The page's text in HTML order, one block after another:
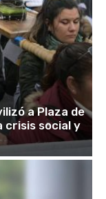
a Plaza de
crisis social y